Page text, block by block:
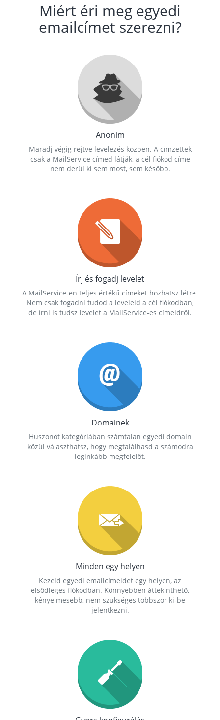
Miért éri meg egyedi
emailcímet szerezni?
Anonim
Maradj végig rejtve levelezés közben. A címzettek
csak a MailService címed látják, a cél fiókod címe
nem derül ki sem most, sem később.
Írj és fogadj levelet
A MailService-en teljes értékű címeket hozhatsz létre.
Nem csak fogadni tudod a leveleid a cél fiókodban,
de írni is tudsz levelet a MailService-es címeidről.
Domainek
Huszonöt kategóriában számtalan egyedi domain
közül választhatsz, hogy megtalálhasd a számodra
leginkább megfelelőt.
Minden egy helyen
Kezeld egyedi emailcímeidet egy helyen, az
elsődleges fiókodban. Könnyebben áttekinthető,
kényelmesebb, nem szükséges többször ki-be
jelentkezni.